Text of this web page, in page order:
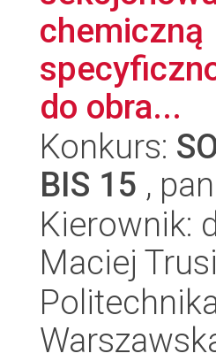
chemiczną
do obra...
Konkurs:
BIS 15 ,
Kierownik:
Maciej